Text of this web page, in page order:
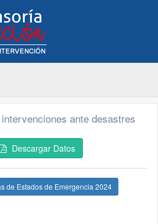
ante desastres
Descargar Datos
de Estados de Emergencia 2024